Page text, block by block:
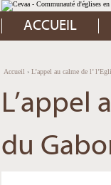
Aller
au
contenu.
Aller
à
Outils
personnels
ACCUEIL
Accueil › L’appel au calme de l’
L’appel
du